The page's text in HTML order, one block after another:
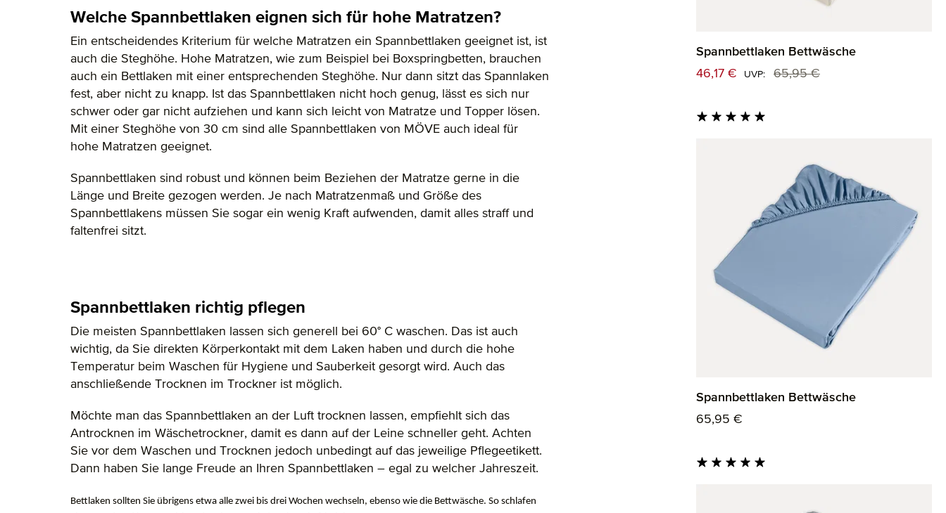
Spannbettlaken Bettwäsche
Verkaufspreis:
46,17 € UVP: Regulärer Preis:
65,95 €
Spannbettlaken Bettwäsche
Regulärer Preis:
65,95 €
Welche Spannbettlaken eignen sich für hohe Matratzen?
Ein entscheidendes Kriterium für welche Matratzen ein Spannbettlaken geeignet ist, ist
auch die Steghöhe. Hohe Matratzen, wie zum Beispiel bei Boxspringbetten, brauchen
auch ein Bettlaken mit einer entsprechenden Steghöhe. Nur dann sitzt das Spannlaken
fest, aber nicht zu knapp. Ist das Spannbettlaken nicht hoch genug, lässt es sich nur
schwer oder gar nicht aufziehen und kann sich leicht von Matratze und Topper lösen.
Mit einer Steghöhe von 30 cm sind alle Spannbettlaken von MÖVE auch ideal für
hohe Matratzen geeignet.
Spannbettlaken sind robust und können beim Beziehen der Matratze gerne in die
Länge und Breite gezogen werden. Je nach Matratzenmaß und Größe des
Spannbettlakens müssen Sie sogar ein wenig Kraft aufwenden, damit alles straff und
faltenfrei sitzt.
Spannbettlaken richtig pflegen
Die meisten Spannbettlaken lassen sich generell bei 60° C waschen. Das ist auch
wichtig, da Sie direkten Körperkontakt mit dem Laken haben und durch die hohe
Temperatur beim Waschen für Hygiene und Sauberkeit gesorgt wird. Auch das
anschließende Trocknen im Trockner ist möglich.
Möchte man das Spannbettlaken an der Luft trocknen lassen, empfiehlt sich das
Antrocknen im Wäschetrockner, damit es dann auf der Leine schneller geht. Achten
Sie vor dem Waschen und Trocknen jedoch unbedingt auf das jeweilige Pflegeetikett.
Dann haben Sie lange Freude an Ihren Spannbettlaken – egal zu welcher Jahreszeit.
Bettlaken sollten Sie übrigens etwa alle zwei bis drei Wochen wechseln, ebenso wie die Bettwäsche. So schlafen